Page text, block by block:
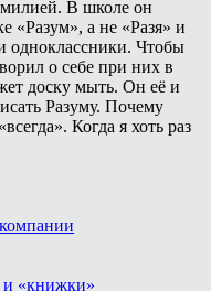
В школе он
«Разум», а не «Разя» и
одноклассники. Чтобы
о себе при них в
доску мыть. Он её и
Разуму. Почему
Когда я хоть раз
и «книжки»